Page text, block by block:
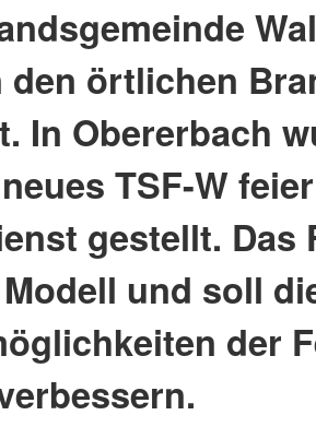
den örtlichen
In Obererbach
TSF-W
gestellt. Das
und soll
der